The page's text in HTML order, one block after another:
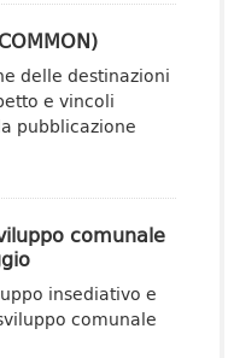
delle destinazioni
e vincoli
pubblicazione
comunale
insediativo e
comunale